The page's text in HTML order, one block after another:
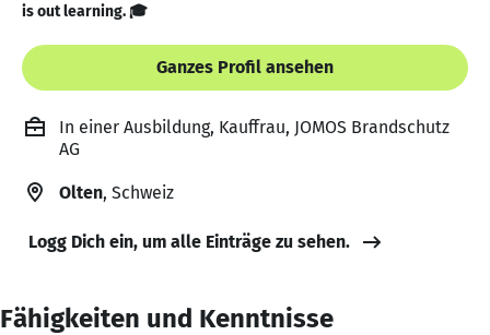
is out learning. 🎓
Ganzes Profil ansehen
In einer Ausbildung, Kauffrau, JOMOS Brandschutz
AG
Olten, Schweiz
Logg Dich ein, um alle Einträge zu sehen.
Fähigkeiten und Kenntnisse